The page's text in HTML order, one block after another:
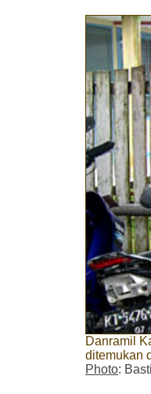
Danramil
ditemukan
Photo: